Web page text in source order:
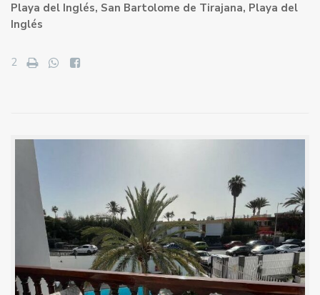
Playa del Inglés, San Bartolome de Tirajana, Playa del
Inglés
2